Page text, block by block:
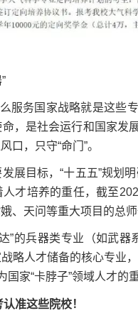
务国家战略就是这些专
，是社会运行和国家发
，只守“命门”。
目标，“十五五”规划
才培养的重任，截至
、天问等重大项目的总
兵器类专业（如武器
略人才储备的核心专业
家“卡脖子”领域人才的
准这些院校！